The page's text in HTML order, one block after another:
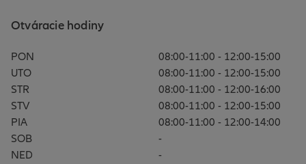
Otváracie hodiny
PON
08:00-11:00 - 12:00-15:00
UTO
08:00-11:00 - 12:00-15:00
STR
08:00-11:00 - 12:00-16:00
STV
08:00-11:00 - 12:00-15:00
PIA
08:00-11:00 - 12:00-14:00
SOB
-
NED
-